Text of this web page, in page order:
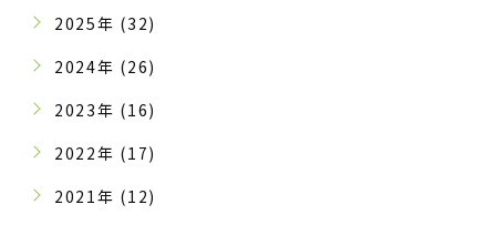
2025年 (32)
2024年 (26)
2023年 (16)
2022年 (17)
2021年 (12)